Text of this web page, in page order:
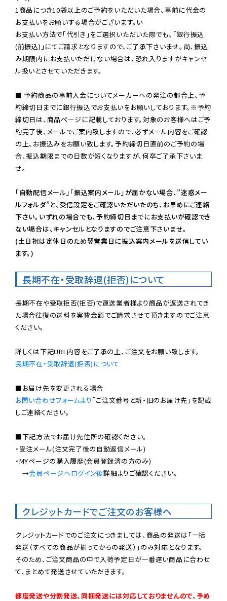
1商品につき10袋以上のご予約をいただいた場合、事前に代金の
お支払いをお願いする場合がございます。い
お支払い方法で「代引き」をご選択いただいた際でも、「銀行振込
(前振込)」にてご請求となりますので、ご了承下さいませ。尚、振込
み期限内にお支払いただけない場合は、恐れ入りますがキャンセ
ル扱いとさせていただきます。
■ 予約商品の事前入金についてメーカーへの発注の都合上、予
約締切日までに銀行振込でお支払いをお願いしております。※予約
締切日は、商品ページに記載しております。対象のお客様へはご予
約完了後、メールでご案内致しますので、必ずメール内容をご確認
の上、お振込みをお願い致します。予約締切日直前のご予約の場
合、振込期限までの日数が短くなりますが、何卒ご了承下さいま
せ。
「自動配信メール」「振込案内メール」が届かない場合、”迷惑メー
ルフォルダ”と、受信設定をご確認いただいたのち、お早めにご連絡
下さい。いずれの場合でも、予約締切日までにお支払いが確認でき
ない場合は、キャンセルとなりますのでご注意下さいませ。
(土日祝は定休日のため翌営業日に振込案内メールを送信してい
ます。)
長期不在・受取辞退(拒否)について
長期不在や受取拒否(拒否)で運送業者様より商品が返送されてき
た場合往復の送料を実費金額でご請求させて頂きますのでご注意
ください。
長期不在・受取辞退(拒否)について
お問い合わせフォームより 「ご注文番号と新・旧のお届け先」を記載
しご連絡ください。
■下記方法でお届け先住所の確認ください。
・受注メール(注文完了後の自動返信メール)
・MYページの購入履歴(会員登録済の方のみ)
→会員ページへログイン後詳細よりご確認ください。
クレジットカードでご注文のお客様へ
クレジットカードでのご注文につきましては、商品の発送は「一括
発送（すべての商品が揃ってからの発送）」のみ対応となります。
そのため、ご注文商品の中で入荷予定日が一番遅い商品に合わせ
て、まとめて発送させていただきます。
都度発送や分割発送、同梱発送には対応しておりませんので、予め